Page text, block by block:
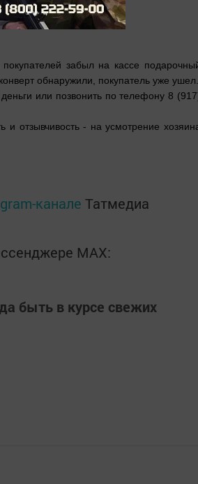
забыл на кассе
обнаружили, покупатель уже ушел.
или позвонить по телефону 8
и отзывчивость - на усмотрение
канале Татмедиа
MАХ:
быть в курсе свежих